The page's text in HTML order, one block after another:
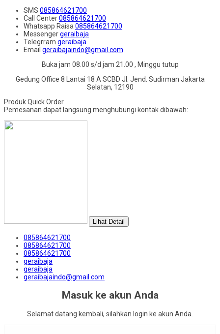
SMS 085864621700
Call Center085864621700
Whatsapp Raisa 085864621700
Messengergeraibaja
Telegrram geraibaja
Email geraibajaindo@gmail.com
Buka jam 08.00 s/d jam 21.00 , Minggu tutup
Gedung Office 8 Lantai 18 A SCBD Jl. Jend. Sudirman Jakarta
Selatan, 12190
Produk Quick Order
Pemesanan dapat langsung menghubungi kontak dibawah:
Lihat Detail
085864621700
085864621700
085864621700
geraibaja
geraibaja
geraibajaindo@gmail.com
Masuk ke akun Anda
Selamat datang kembali, silahkan login ke akun Anda.